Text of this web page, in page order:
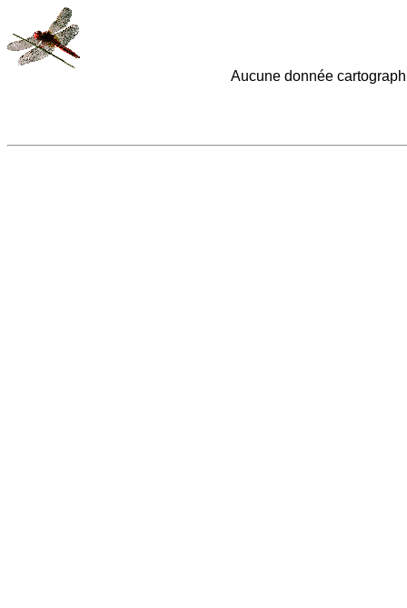
Aucune donnée